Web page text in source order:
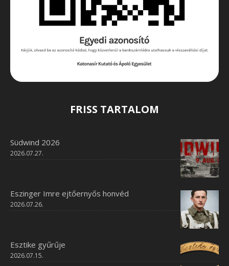
FRISS TARTALOM
Südwind 2026
2026.07.27.
Eszinger Imre ejtőernyős honvéd
2026.07.26.
Esztike gyűrűje
2026.07.15.